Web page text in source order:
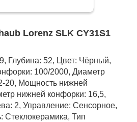
Lorenz SLK CY31S1
Глубина: 52, Цвет: Чёрный,
100/2000, Диаметр
20, Мощность нижней
нижней конфорки: 16,5,
2, Управление: Сенсорное,
Стеклокерамика, Тип